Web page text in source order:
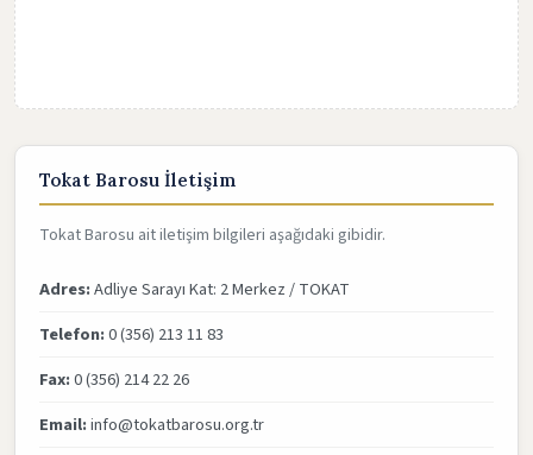
Tokat Barosu İletişim
Tokat Barosu ait iletişim bilgileri aşağıdaki gibidir.
Adres:Adliye Sarayı Kat: 2 Merkez / TOKAT
Telefon:0 (356) 213 11 83
Fax:0 (356) 214 22 26
Email:info@tokatbarosu.org.tr